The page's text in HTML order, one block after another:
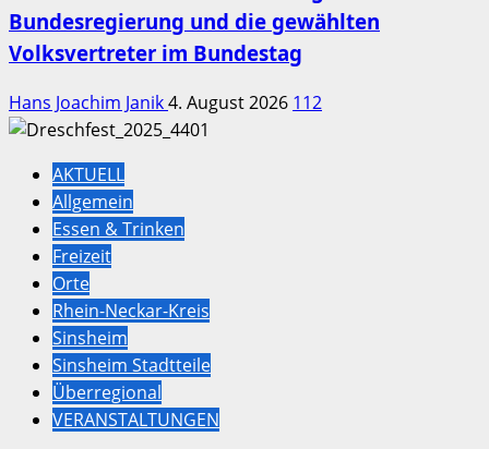
Bundesregierung und die gewählten
Volksvertreter im Bundestag
Hans Joachim Janik4. August 2026 112
AKTUELL
Allgemein
Essen & Trinken
Freizeit
Orte
Rhein-Neckar-Kreis
Sinsheim
Sinsheim Stadtteile
Überregional
VERANSTALTUNGEN